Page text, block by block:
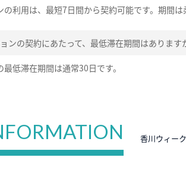
利用は、最短7日間から契約可能です。期間
ンの契約にあたって、最低滞在期間はあります
低滞在期間は通常30日です。
香川ウィー